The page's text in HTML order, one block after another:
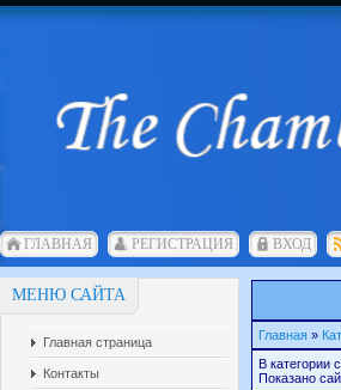
ГЛАВНАЯ РЕГИСТРАЦИЯ ВХОД
МЕНЮ САЙТА
Главная страница
Контакты
Главная »
В категории
Показано